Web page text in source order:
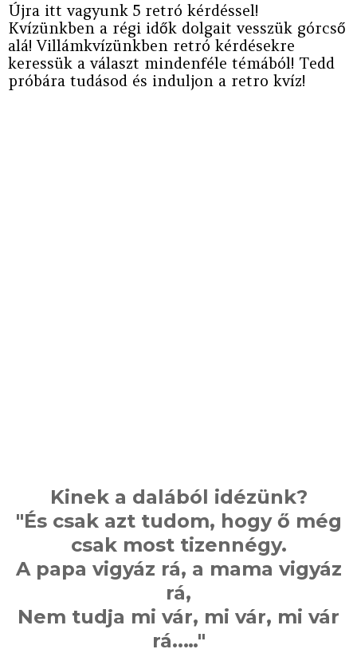
Újra itt vagyunk 5 retró kérdéssel!
Kvízünkben a régi idők dolgait vesszük górcső
alá! Villámkvízünkben retró kérdésekre
keressük a választ mindenféle témából! Tedd
próbára tudásod és induljon a retro kvíz!
Kinek a dalából idézünk?
"És csak azt tudom, hogy ő még
csak most tizennégy.
A papa vigyáz rá, a mama vigyáz
rá,
Nem tudja mi vár, mi vár, mi vár
rá..…"